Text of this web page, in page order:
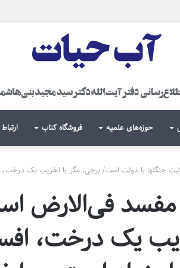
حوزه‌های علمیه فروشگاه کتاب
جنگلها با دولت است/ برجی: مگر با تخریب یک درخت،
فی‌الارض
یک درخت،